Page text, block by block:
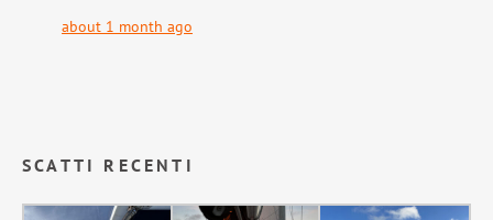
about 1 month ago
SCATTI RECENTI